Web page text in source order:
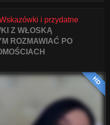
i przydatne
Z WŁOSKĄ
ROZMAWIAĆ PO
HD